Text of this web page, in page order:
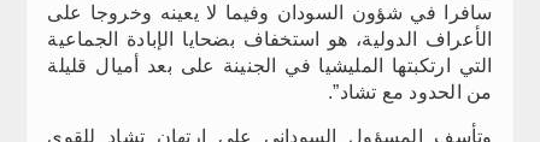
سافرا في شؤون السودان وفيما لا يعينه وخروجا على
الأعراف الدولية، هو استخفاف بضحايا الإبادة الجماعية
التي ارتكبتها المليشيا في الجنينة على بعد أميال قليلة
من الحدود مع تشاد”.
وتأسف المسؤول السوداني على ارتهان تشاد للقوى